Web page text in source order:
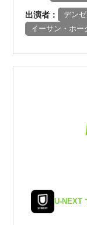
出演者： デン
イーサン・ホー
U-NEXT